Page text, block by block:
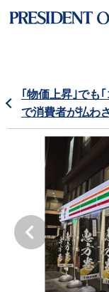
｢物価上昇｣でも
で消費者が払わ